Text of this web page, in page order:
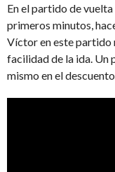
En el partido de
primeros minutos,
Víctor en este partido
facilidad de la ida. Un
mismo en el